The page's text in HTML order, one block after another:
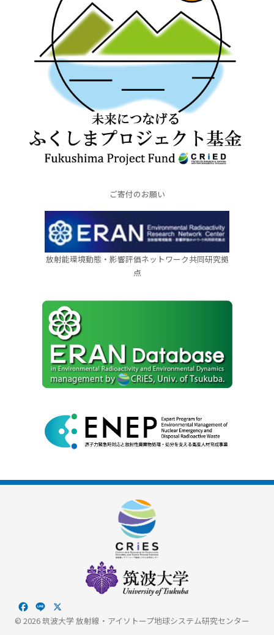
ご寄付のお願い
放射能環境動態・影響評価ネットワーク共同研究拠
点
Facebook
Line
© 2026 筑波大学 放射線・アイソトープ地球システム研究センター